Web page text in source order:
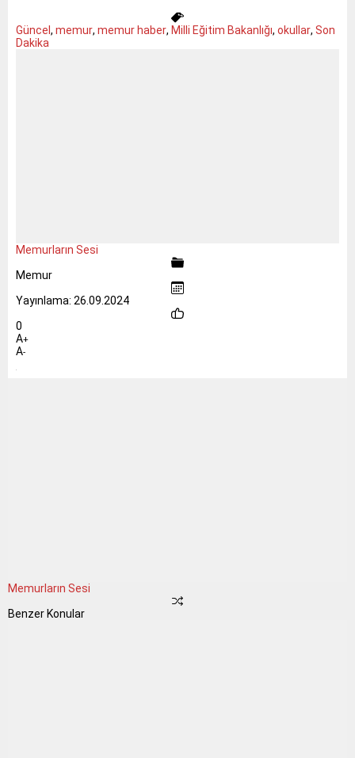
Güncel, memur, memur haber, Milli Eğitim Bakanlığı, okullar, Son
Dakika
Memurların Sesi
Memur
Yayınlama: 26.09.2024
0
A+
A-
Memurların Sesi
Benzer Konular